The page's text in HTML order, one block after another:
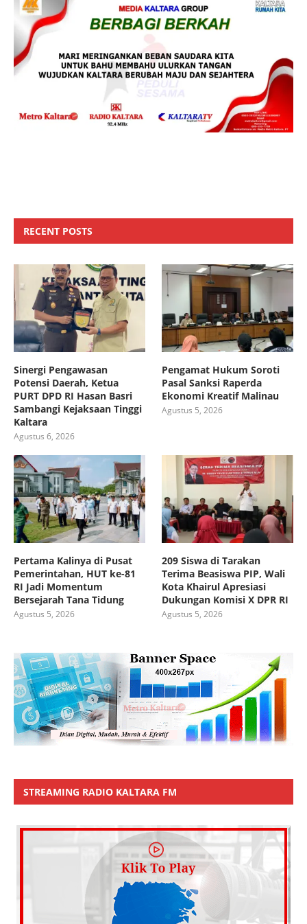
RECENT POSTS
Sinergi Pengawasan
Potensi Daerah, Ketua
PURT DPD RI Hasan Basri
Sambangi Kejaksaan Tinggi
Kaltara
Agustus 6, 2026
Pengamat Hukum Soroti
Pasal Sanksi Raperda
Ekonomi Kreatif Malinau
Agustus 5, 2026
Pertama Kalinya di Pusat
Pemerintahan, HUT ke-81
RI Jadi Momentum
Bersejarah Tana Tidung
Agustus 5, 2026
209 Siswa di Tarakan
Terima Beasiswa PIP, Wali
Kota Khairul Apresiasi
Dukungan Komisi X DPR RI
Agustus 5, 2026
STREAMING RADIO KALTARA FM